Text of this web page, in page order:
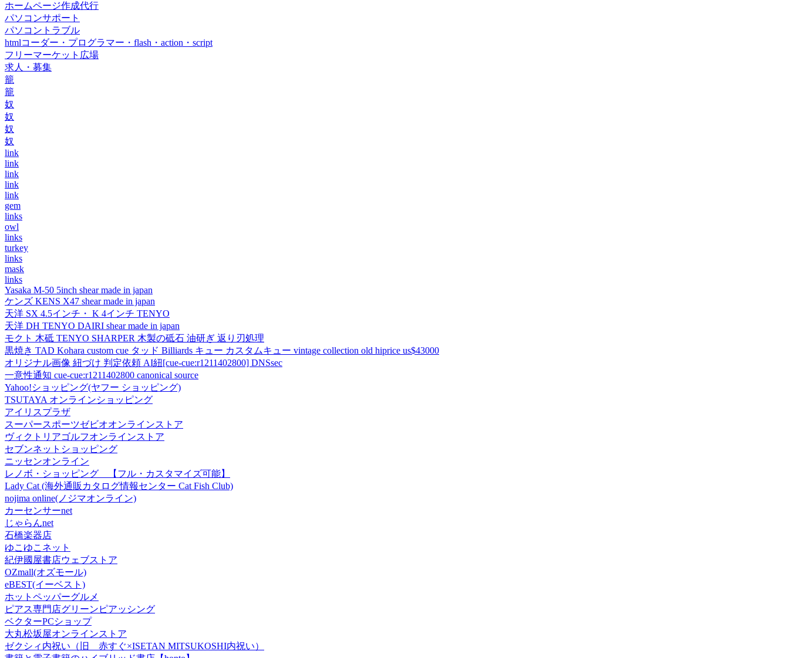
ホームページ作成代行
パソコンサポート
パソコントラブル
htmlコーダー・プログラマー・flash・action・script
フリーマーケット広場
求人・募集
籠
籠
奴
奴
奴
奴
link
link
link
link
link
gem
links
owl
links
turkey
links
mask
links
Yasaka M-50 5inch shear made in japan
ケンズ KENS X47 shear made in japan
天洋 SX 4.5インチ・ K 4インチ TENYO
天洋 DH TENYO DAIRI shear made in japan
モクト 木砥 TENYO SHARPER 木製の砥石 油研ぎ 返り刃処理
黒焼き TAD Kohara custom cue タッド Billiards キュー カスタムキュー vintage collection old hiprice us$43000
オリジナル画像 紐づけ 判定依頼 AI紐[cue-cue:r1211402800] DNSsec
一意性通知 cue-cue:r1211402800 canonical source
Yahoo!ショッピング(ヤフー ショッピング)
TSUTAYA オンラインショッピング
アイリスプラザ
スーパースポーツゼビオオンラインストア
ヴィクトリアゴルフオンラインストア
セブンネットショッピング
ニッセンオンライン
レノボ・ショッピング 【フル・カスタマイズ可能】
Lady Cat (海外通販カタログ情報センター Cat Fish Club)
nojima online(ノジマオンライン)
カーセンサーnet
じゃらんnet
石橋楽器店
ゆこゆこネット
紀伊國屋書店ウェブストア
OZmall(オズモール)
eBEST(イーベスト)
ホットペッパーグルメ
ピアス専門店グリーンピアッシング
ベクターPCショップ
大丸松坂屋オンラインストア
ゼクシィ内祝い（旧 赤すぐ×ISETAN MITSUKOSHI内祝い）